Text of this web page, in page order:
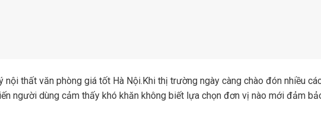
nội thất văn phòng giá tốt Hà Nội.Khi thị trường ngày càng chào đón nhiều
người dùng cảm thấy khó khăn không biết lựa chọn đơn vị nào mới đảm